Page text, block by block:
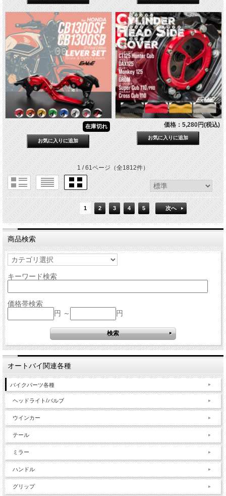
在庫切れ 価格：5,280円(税込)
1 / 61ページ（全1812件）
1 2 3 4 5 次へ
商品検索
キーワード検索
価格帯検索
円 ～
円
オートバイ関連各種
バイクパーツ各種
ヘッドライト/バルブ
ウインカー
テール
ミラー
ハンドル
グリップ